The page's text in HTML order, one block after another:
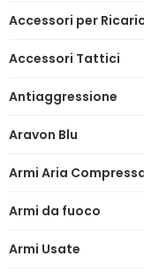
Accessori per
Accessori Tattici
Antiaggressione
Aravon Blu
Armi Aria
Armi da fuoco
Armi Usate